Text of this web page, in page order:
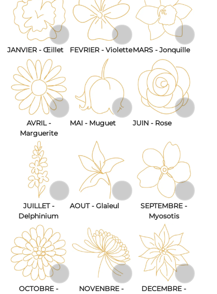
JANVIER - Œillet FEVRIER - VioletteMARS - Jonquille
AVRIL -
Marguerite
MAI - Muguet JUIN - Rose
JUILLET -
Delphinium
AOUT - Glaïeul
SEPTEMBRE -
Myosotis
OCTOBRE -
NOVENBRE -
DECEMBRE -